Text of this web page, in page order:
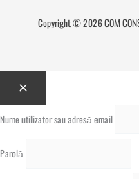
Copyright © 2026 COM
Nume utilizator sau adresă email
Parolă